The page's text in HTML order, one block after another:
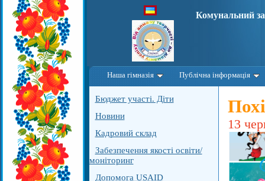
Комунальний
Наша гімназія Публічна інформація
Бюджет участі. Діти
Новини
Кадровий склад
Забезпечення якості освіти/
моніторинг
Допомога USAID
13